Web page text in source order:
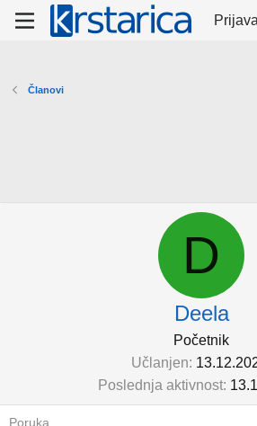
Prijava
Članovi
D
Deela
Početnik
Učlanjen
Poslednja aktivnost
Poruka